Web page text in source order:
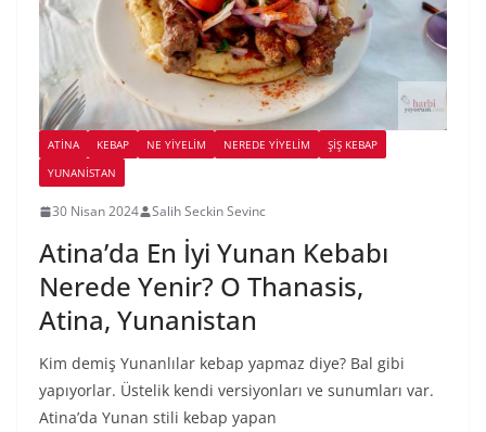
ATINA KEBAP NE YİYELİM NEREDE YİYELİM
ŞIŞ KEBAP
YUNANISTAN
30 Nisan 2024 Salih Seckin Sevinc
Atina’da En İyi Yunan Kebabı
Nerede Yenir? O Thanasis,
Atina, Yunanistan
Kim demiş Yunanlılar kebap yapmaz diye? Bal gibi
yapıyorlar. Üstelik kendi versiyonları ve sunumları var.
Atina’da Yunan stili kebap yapan